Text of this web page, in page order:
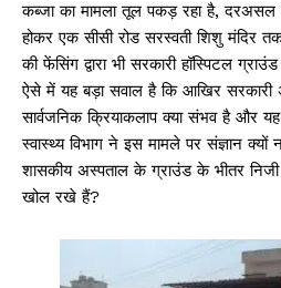
कब्जा का मामला तूल पकड़ रहा है, दरअसल
होकर एक सीसी रोड सरस्वती शिशु मंदिर
की फेंसिंग द्वारा भी सरकारी हॉस्पिटल
ऐसे में यह बड़ा सवाल है कि आखिर सरकारी
सार्वजनिक क्रियाकलाप क्या संभव है और
स्वास्थ्य विभाग ने इस मामले पर संज्ञान
शासकीय अस्पताल के ग्राउंड के भीतर
खोल रखे हैं?